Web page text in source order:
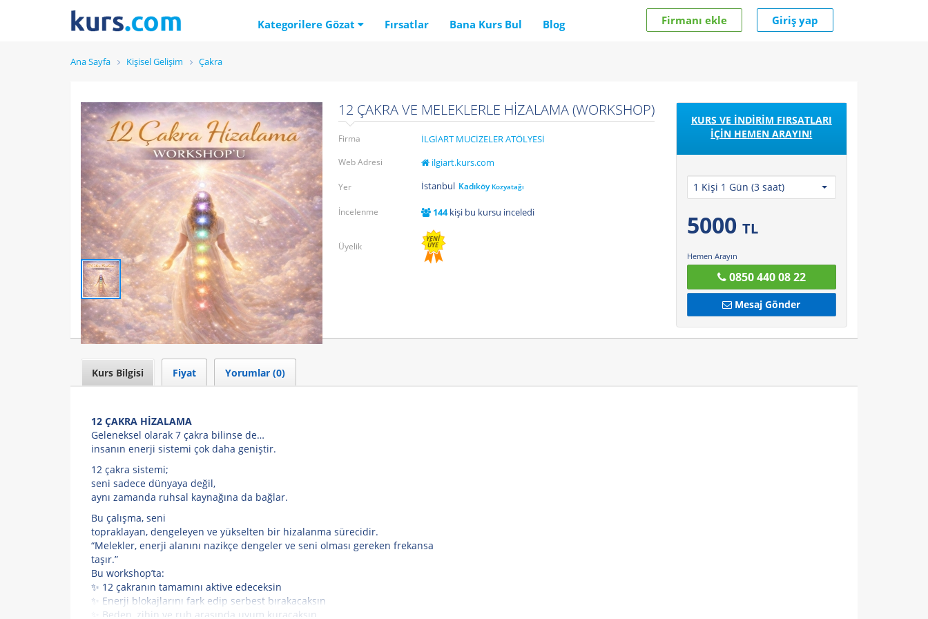
Kategorilere Gözat Fırsatlar Bana Kurs Bul Blog Giriş yap
Firmanı ekle
Ana Sayfa Kişisel Gelişim Çakra
12 ÇAKRA VE MELEKLERLE HİZALAMA (WORKSHOP)
Firma İLGİART MUCİZELER ATÖLYESİ
Web Adresi ilgiart.kurs.com
Yer İstanbul Kadıköy Kozyatağı
İncelenme 144kişi bu kursu inceledi
Üyelik
YENİ
ÜYE
KURS VE İNDİRİM FIRSATLARI
İÇİN HEMEN ARAYIN!
1 Kişi 1 Gün (3 saat)
5000 TL
Hemen Arayın
0850 440 08 22
Mesaj Gönder
Kurs Bilgisi Fiyat Yorumlar (0)
12 ÇAKRA HİZALAMA
Geleneksel olarak 7 çakra bilinse de…
insanın enerji sistemi çok daha geniştir.
12 çakra sistemi;
seni sadece dünyaya değil,
aynı zamanda ruhsal kaynağına da bağlar.
Bu çalışma, seni
topraklayan, dengeleyen ve yükselten bir hizalanma sürecidir.
“Melekler, enerji alanını nazikçe dengeler ve seni olması gereken frekansa
taşır.”
Bu workshop’ta:
✨ 12 çakranın tamamını aktive edeceksin
✨ Enerji blokajlarını fark edip serbest bırakacaksın
✨ Beden, zihin ve ruh arasında uyum kuracaksın